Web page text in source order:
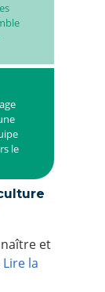
le
et
Lire la